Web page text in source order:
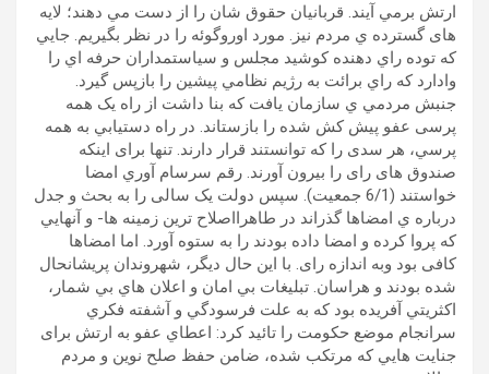
ارتش برمي آيند. قربانيان حقوق شان را از دست مي دهند؛ لایه
های گسترده ي مردم نيز. مورد اوروگوئه را در نظر بگيريم. جايي
که توده راي دهنده کوشيد مجلس و سياستمداران حرفه اي را
وادارد که راي برائت به رژيم نظامي پيشين را بازپس گیرد.
جنبش مردمي ي سازمان یافت که بنا داشت از راه يک همه
پرسی عفو پيش کش شده را بازستاند. در راه دستيابي به همه
پرسي، هر سدی را که توانستند قرار دارند. تنها برای اينکه
صندوق های رای را بيرون آورند. رقم سرسام آوري امضا
خواستند (6/1 جمعيت). سپس دولت يک سالی را به بحث و جدل
درباره ي امضاها گذراند در طاهرااصلاح ترين زمينه ها- و آنهايي
که پروا کرده و امضا داده بودند را به ستوه آورد. اما امضاها
کافی بود وبه اندازه رای. با اين حال ديگر، شهروندان پريشانحال
شده بودند و هراسان. تبليغات بي امان و اعلان هاي بي شمار،
اکثريتي آفريده بود که به علت فرسودگي و آشفته فکري
سرانجام موضع حکومت را تائيد کرد: اعطاي عفو به ارتش برای
جنايت هايي که مرتکب شده، ضامن حفظ صلح نوين و مردم